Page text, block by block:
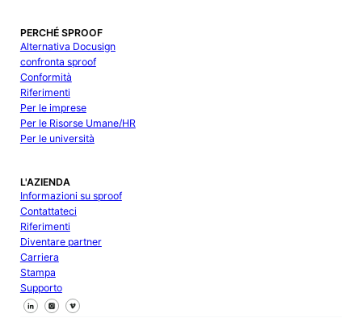
PERCHÉ SPROOF
Alternativa Docusign
confronta sproof
Conformità
Riferimenti
Per le imprese
Per le Risorse Umane/HR
Per le università
L'AZIENDA
Informazioni su sproof
Contattateci
Riferimenti
Diventare partner
Carriera
Stampa
Supporto
Seguici su Facebook
Seguici su X
Seguici su LinkedIn